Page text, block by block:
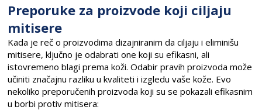
Preporuke za proizvode koji ciljaju
mitisere
Kada je reč o proizvodima dizajniranim da ciljaju i eliminišu
mitisere, ključno je odabrati one koji su efikasni, ali
istovremeno blagi prema koži. Odabir pravih proizvoda može
učiniti značajnu razliku u kvaliteti i izgledu vaše kože. Evo
nekoliko preporučenih proizvoda koji su se pokazali efikasnim
u borbi protiv mitisera: